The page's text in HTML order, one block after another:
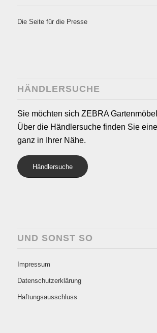
Die Seite für die Presse
HÄNDLERSUCHE
Sie möchten sich ZEBRA
Über die Händlersuche finden Sie
ganz in Ihrer Nähe.
Händlersuche
UND SONST SO
Impressum
Datenschutzerklärung
Haftungsausschluss